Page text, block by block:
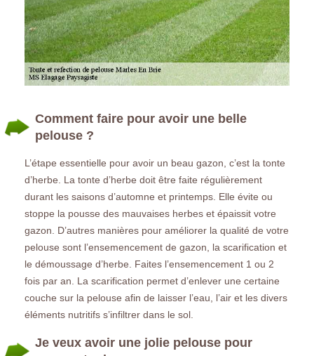
Comment faire pour avoir une belle
pelouse ?
L’étape essentielle pour avoir un beau gazon, c’est la tonte
d’herbe. La tonte d’herbe doit être faite régulièrement
durant les saisons d’automne et printemps. Elle évite ou
stoppe la pousse des mauvaises herbes et épaissit votre
gazon. D’autres manières pour améliorer la qualité de votre
pelouse sont l’ensemencement de gazon, la scarification et
le démoussage d’herbe. Faites l’ensemencement 1 ou 2
fois par an. La scarification permet d’enlever une certaine
couche sur la pelouse afin de laisser l’eau, l’air et les divers
éléments nutritifs s’infiltrer dans le sol.
Je veux avoir une jolie pelouse pour